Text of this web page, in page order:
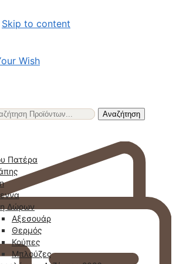
Skip to content
Αναζήτηση
Αναζήτηση
Πατέρα
Δώρων
Αξεσουάρ
Θερμός
Κούπες
Μπλούζες